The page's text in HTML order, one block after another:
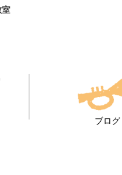
室
ブログ